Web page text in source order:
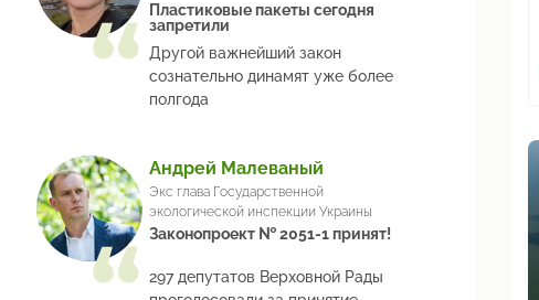
Пластиковые пакеты сегодня
запретили
Другой важнейший закон
сознательно динамят уже более
полгода
Андрей Малеваный
Экс глава Государственной
экологической инспекции Украины
Законопроект № 2051-1 принят!
297 депутатов Верховной Рады